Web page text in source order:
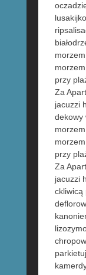
przy
Za
jacuzzi
dekowy
przy
Za
jacuzzi
ckliwicą